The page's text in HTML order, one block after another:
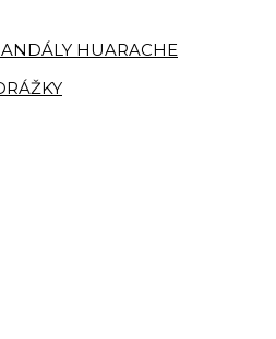
HUARACHE